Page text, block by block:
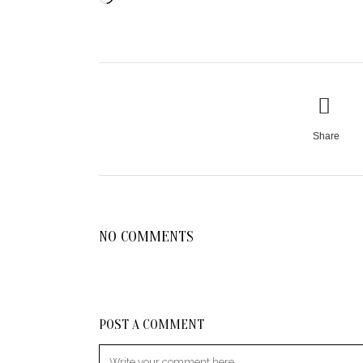
Share
NO COMMENTS
POST A COMMENT